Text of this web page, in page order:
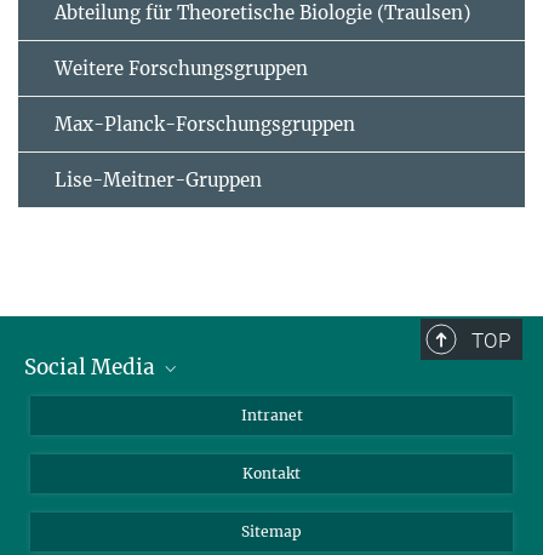
Abteilung für Theoretische Biologie (Traulsen)
Weitere Forschungsgruppen
Max-Planck-Forschungsgruppen
Lise-Meitner-Gruppen
TOP
Social Media
LinkedIn
Intranet
Kontakt
Sitemap